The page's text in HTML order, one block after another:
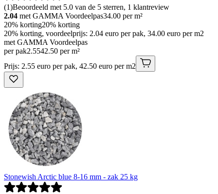
(1)Beoordeeld met 5.0 van de 5 sterren, 1 klantreview
2.04 met GAMMA Voordeelpas34.00 per m²
20% korting20% korting
20% korting, voordeelprijs: 2.04 euro per pak, 34.00 euro per m2
met GAMMA Voordeelpas
per pak2.5542.50 per m²
Prijs: 2.55 euro per pak, 42.50 euro per m2
Stonewish Arctic blue 8-16 mm - zak 25 kg